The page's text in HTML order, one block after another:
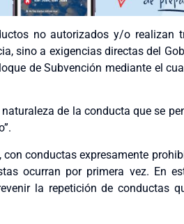
no autorizados y/o realizan
sino a exigencias directas del
de Subvención mediante el
de la conducta que se
conductas expresamente
ocurran por primera vez. En
la repetición de conductas